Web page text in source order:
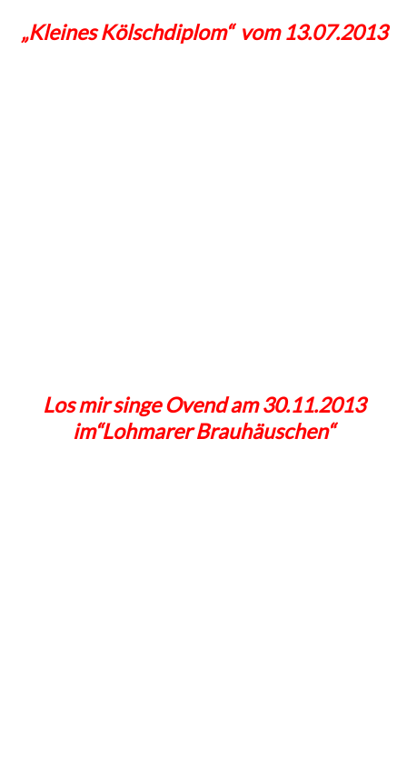
„Kleines Kölschdiplom“ vom 13.07.2013
Los mir singe Ovend am 30.11.2013
im“Lohmarer Brauhäuschen“